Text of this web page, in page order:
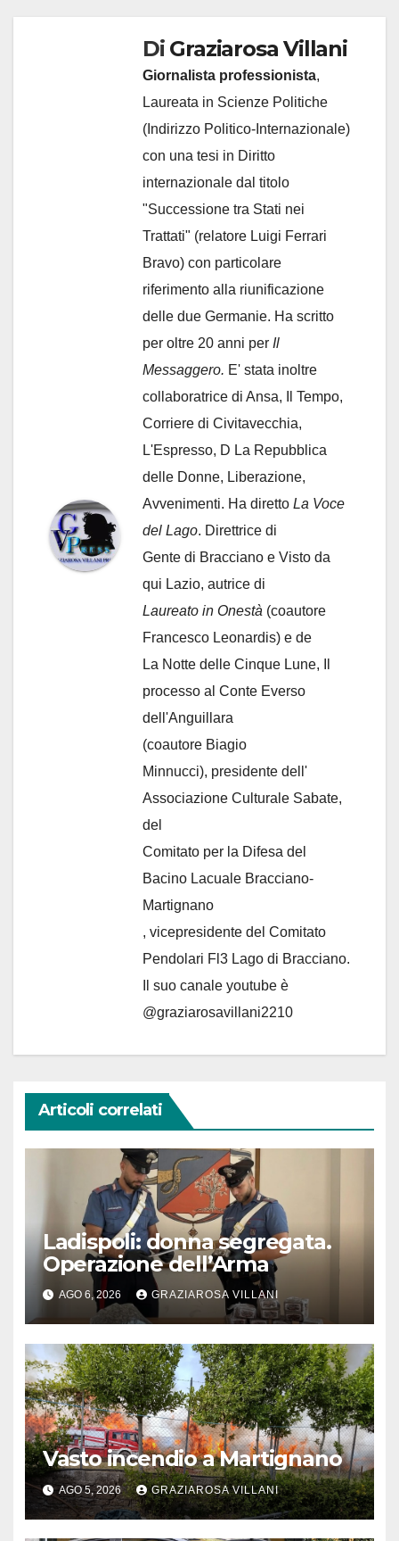
Di Graziarosa Villani
Giornalista professionista,
Laureata in Scienze Politiche
(Indirizzo Politico-Internazionale)
con una tesi in Diritto
internazionale dal titolo
"Successione tra Stati nei
Trattati" (relatore Luigi Ferrari
Bravo) con particolare
riferimento alla riunificazione
delle due Germanie. Ha scritto
per oltre 20 anni per Il
Messaggero. E' stata inoltre
collaboratrice di Ansa, Il Tempo,
Corriere di Civitavecchia,
L'Espresso, D La Repubblica
delle Donne, Liberazione,
Avvenimenti. Ha diretto La Voce
del Lago. Direttrice di
Gente di Bracciano e Visto da
qui Lazio, autrice di
Laureato in Onestà (coautore
Francesco Leonardis) e de
La Notte delle Cinque Lune, Il
processo al Conte Everso
dell'Anguillara
(coautore Biagio
Minnucci), presidente dell'
Associazione Culturale Sabate,
del
Comitato per la Difesa del
Bacino Lacuale Bracciano-
Martignano
, vicepresidente del Comitato
Pendolari Fl3 Lago di Bracciano.
Il suo canale youtube è
@graziarosavillani2210
Articoli correlati
Ladispoli: donna segregata.
Operazione dell’Arma
AGO 6, 2026 GRAZIAROSA VILLANI
Vasto incendio a Martignano
AGO 5, 2026 GRAZIAROSA VILLANI